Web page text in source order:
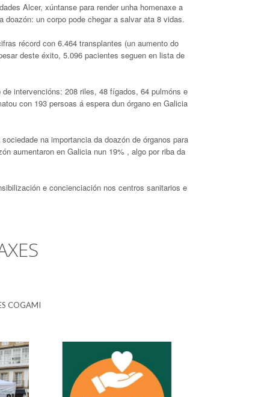
Alcer, xúntanse para render unha homenaxe a
un corpo pode chegar a salvar ata 8 vidas.
récord con 6.464 transplantes (un aumento do
deste éxito, 5.096 pacientes seguen en lista de
intervencións: 208 riles, 48 fígados, 64 pulmóns e
con 193 persoas á espera dun órgano en Galicia
na importancia da doazón de órganos para
aumentaron en Galicia nun 19% , algo por riba da
e concienciación nos centros sanitarios e
COGAMI